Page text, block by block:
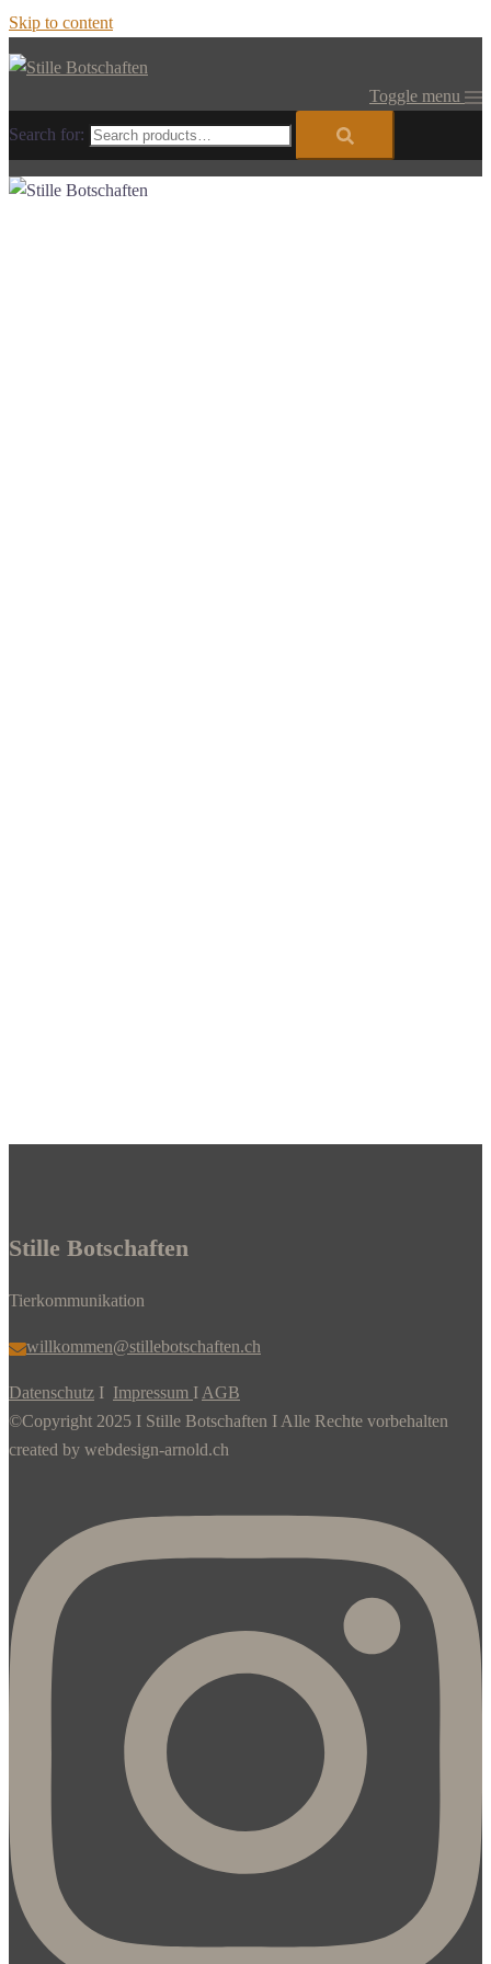
Skip to content
Toggle menu
Search for:
Stille Botschaften
Tierkommunikation
willkommen@stillebotschaften.ch
Datenschutz I Impressum I AGB
©Copyright 2025 I Stille Botschaften I Alle Rechte vorbehalten
created by webdesign-arnold.ch